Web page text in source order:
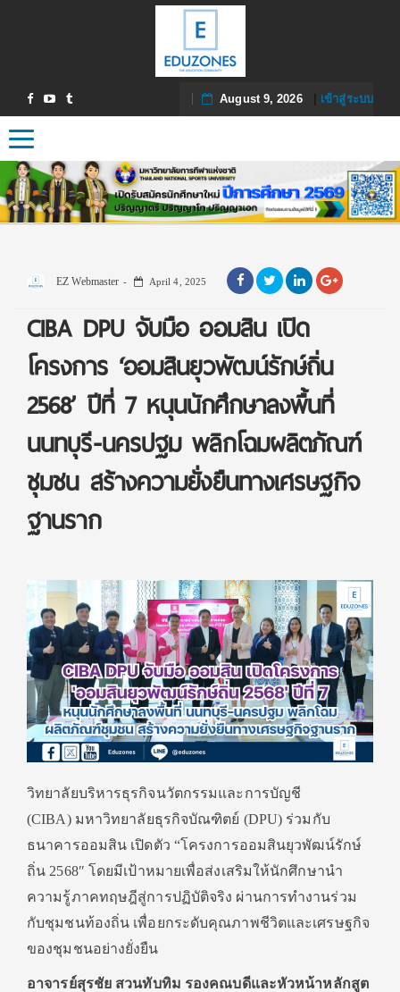
August 9, 2026| เข้าสู่ระบบ
Toggle navigation
EZ Webmaster April 4, 2025
CIBA DPU จับมือ ออมสิน เปิด
โครงการ ‘ออมสินยุวพัฒน์รักษ์ถิ่น
2568’ ปีที่ 7 หนุนนักศึกษาลงพื้นที่
นนทบุรี-นครปฐม พลิกโฉมผลิตภัณฑ์
ชุมชน สร้างความยั่งยืนทางเศรษฐกิจ
ฐานราก
วิทยาลัยบริหารธุรกิจนวัตกรรมและการบัญชี
(CIBA) มหาวิทยาลัยธุรกิจบัณฑิตย์ (DPU) ร่วมกับ
ธนาคารออมสิน เปิดตัว “โครงการออมสินยุวพัฒน์รักษ์
ถิ่น 2568″ โดยมีเป้าหมายเพื่อส่งเสริมให้นักศึกษานำ
ความรู้ภาคทฤษฎีสู่การปฏิบัติจริง ผ่านการทำงานร่วม
กับชุมชนท้องถิ่น เพื่อยกระดับคุณภาพชีวิตและเศรษฐกิจ
ของชุมชนอย่างยั่งยืน
อาจารย์สุรชัย สวนทับทิม รองคณบดีและหัวหน้าหลักสูต